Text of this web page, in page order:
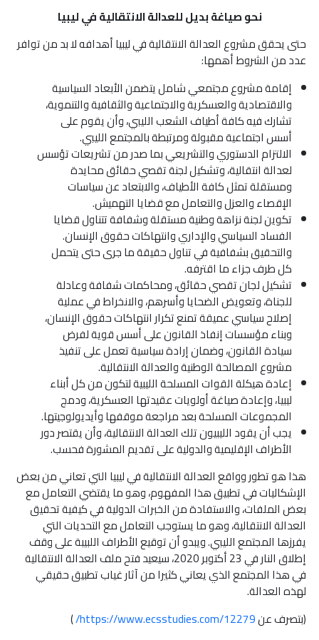
نحو صياغة بديل للعدالة الانتقالية في ليبيا
حتى يحقق مشروع العدالة الانتقالية في ليبيا أهدافه لا بد من توافر
عدد من الشروط أهمها:
إقامة مشروع مجتمعي شامل يتضمن الأبعاد السياسية
والاقتصادية والعسكرية والاجتماعية والثقافية والتنموية،
تشارك فيه كافة أطياف الشعب الليبي، وأن يقوم على
أسس اجتماعية مقبولة ومرتبطة بالمجتمع الليبي.
الالتزام الدستوري والتشريعي بما صدر من تشريعات تؤسس
لعدالة انتقالية، وتشكيل لجنة تقصي حقائق محايدة
ومستقلة تمثل كافة الأطياف، والابتعاد عن سياسات
الإقصاء والعزل والتعامل مع قضايا التهميش.
تكوين لجنة نزاهة وطنية مستقلة وشفافة تتناول قضايا
الفساد السياسي والإداري وانتهاكات حقوق الإنسان.
والتحقيق بشفافية في تناول حقيقة ما جرى حتى يتحمل
كل طرف جزاء ما اقترفه.
تشكيل لجان تقصي حقائق، ومحاكمات شفافة وعادلة
للجناة، وتعويض الضحايا وأسرهم، والانخراط في عملية
إصلاح سياسي عميقة تمنع تكرار انتهاكات حقوق الإنسان،
وبناء مؤسسات إنفاذ القانون على أسس قوية لفرض
سيادة القانون، وضمان إرادة سياسية تعمل على تنفيذ
مشروع المصالحة الوطنية والعدالة الانتقالية.
إعادة هيكلة القوات المسلحة الليبية لتكون من كل أبناء
ليبيا، وإعادة صياغة أولويات عقيدتها العسكرية، ودمج
المجموعات المسلحة بعد مراجعة موقفها وأيديولوجيتها.
يجب أن يقود الليبيون تلك العدالة الانتقالية، وأن يقتصر دور
الأطراف الإقليمية والدولية على تقديم المشورة فحسب.
هذا هو تطور وواقع العدالة الانتقالية في ليبيا التي تعاني من بعض
الإشكاليات في تطبيق هذا المفهوم، وهو ما يقتضي التعامل مع
بعض الملفات، والاستفادة من الخبرات الدولية في كيفية تحقيق
العدالة الانتقالية، وهو ما يستوجب التعامل مع التحديات التي
يفرزها المجتمع الليبي. ويبدو أن توقيع الأطراف اللبيبة على وقف
إطلاق النار في 23 أكتوبر 2020، سيعيد فتح ملف العدالة الانتقالية
في هذا المجتمع الذي يعاني كثيرا من آثار غياب تطبيق حقيقي
لهذه العدالة.
(بتصرف عنhttps://www.ecsstudies.com/12279/
)